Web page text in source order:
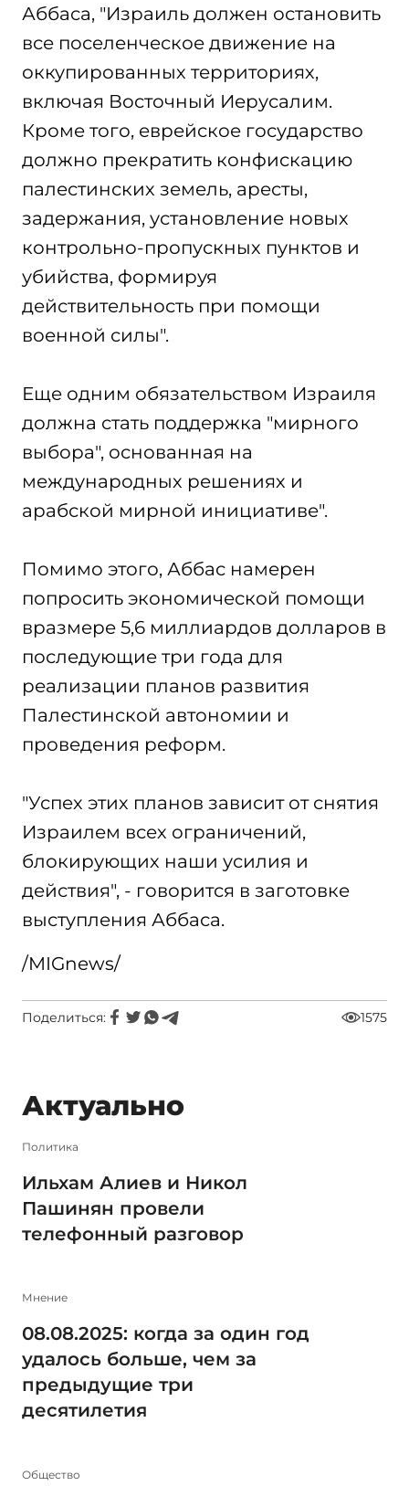
Аббаса, "Израиль должен остановить
все поселенческое движение на
оккупированных территориях,
включая Восточный Иерусалим.
Кроме того, еврейское государство
должно прекратить конфискацию
палестинских земель, аресты,
задержания, установление новых
контрольно-пропускных пунктов и
убийства, формируя
действительность при помощи
военной силы".
Еще одним обязательством Израиля
должна стать поддержка "мирного
выбора", основанная на
международных решениях и
арабской мирной инициативе".
Помимо этого, Аббас намерен
попросить экономической помощи
вразмере 5,6 миллиардов долларов в
последующие три года для
реализации планов развития
Палестинской автономии и
проведения реформ.
"Успех этих планов зависит от снятия
Израилем всех ограничений,
блокирующих наши усилия и
действия", - говорится в заготовке
выступления Аббаса.
/MIGnews/
Поделиться: 1575
Актуально
Политика
Ильхам Алиев и Никол
Пашинян провели
телефонный разговор
Мнение
08.08.2025: когда за один год
удалось больше, чем за
предыдущие три
десятилетия
Общество